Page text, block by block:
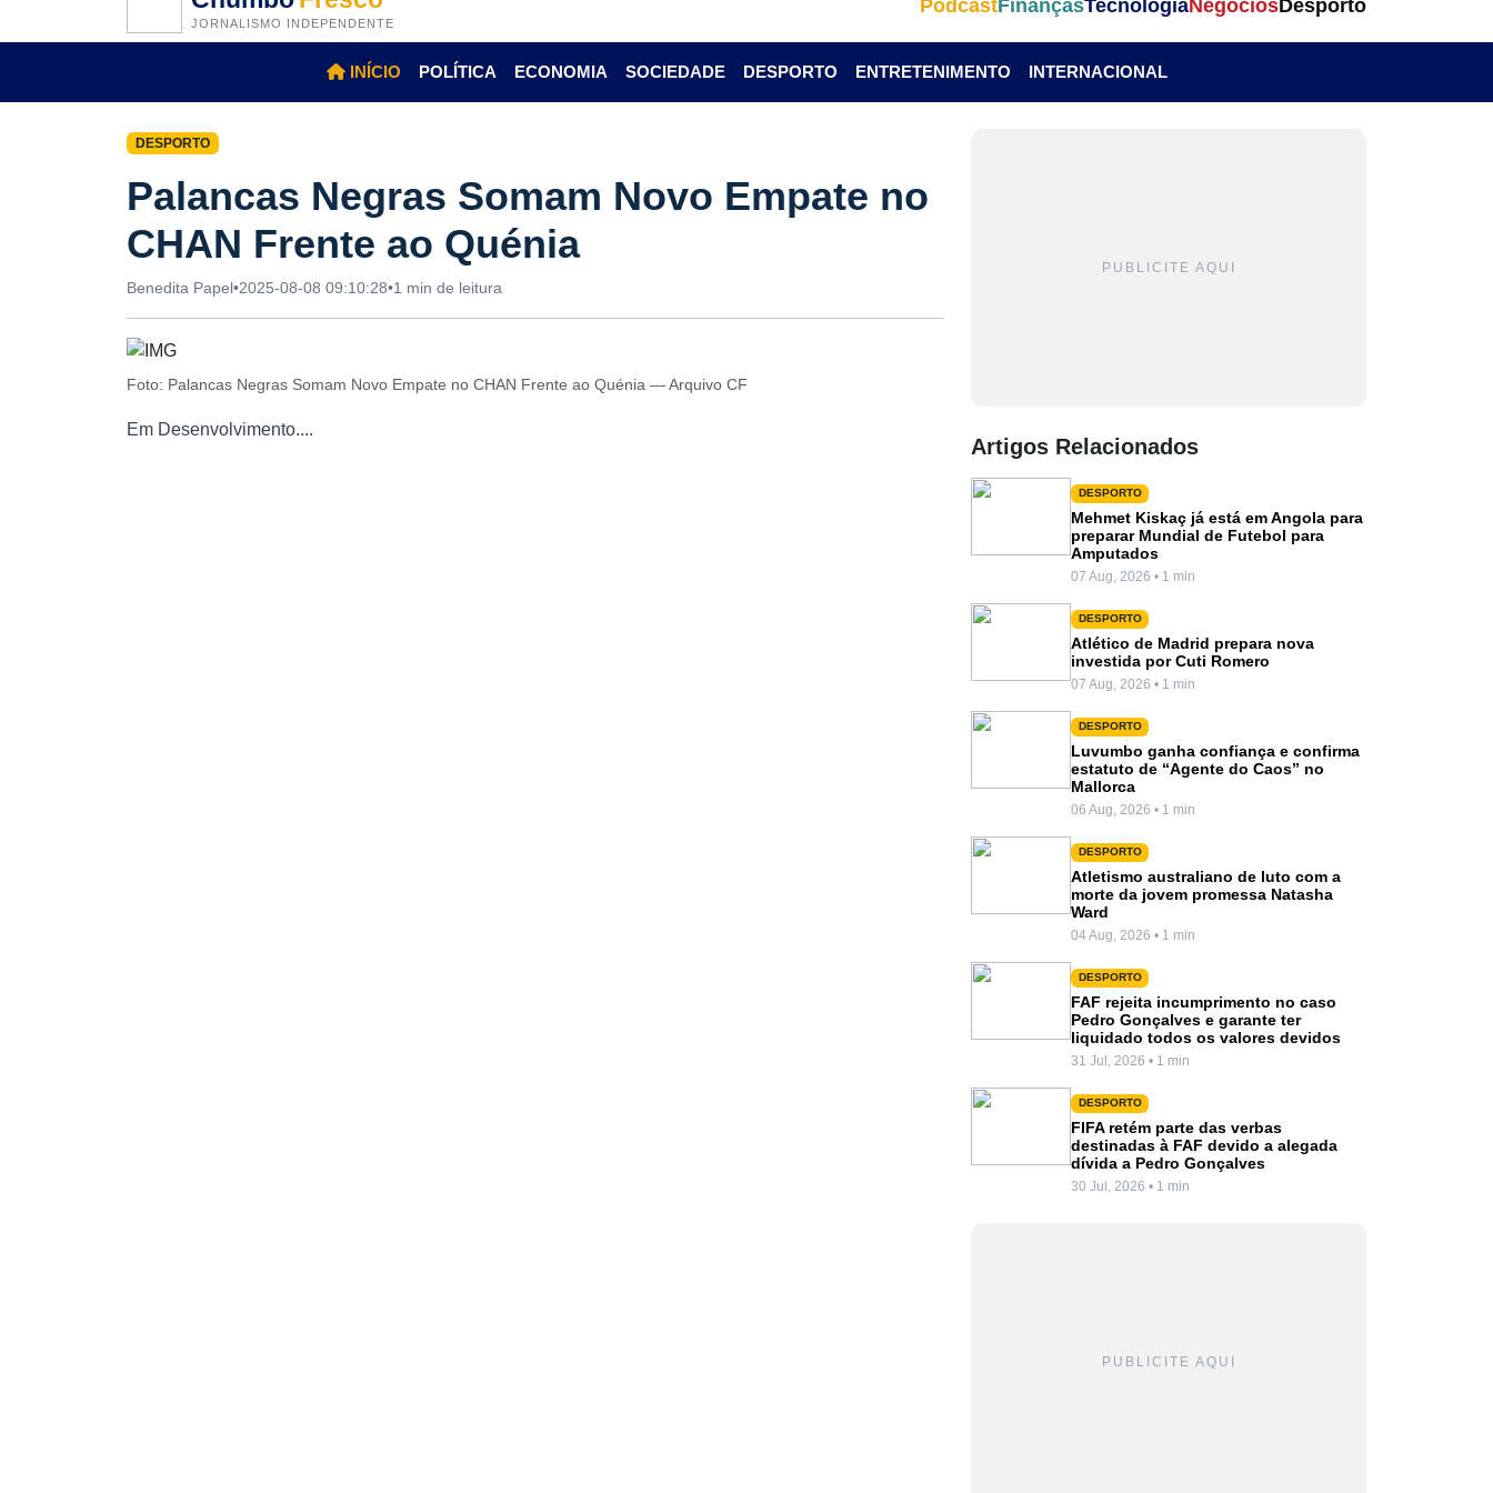
JORNALISMO INDEPENDENTE
PodcastFinançasTecnologiaNegóciosDesporto
INÍCIO POLÍTICA ECONOMIA SOCIEDADE DESPORTO ENTRETENIMENTO INTERNACIONAL
DESPORTO
Palancas Negras Somam Novo Empate no
CHAN Frente ao Quénia
Benedita Papel•2025-08-08 09:10:28•1 min de leitura
Foto: Palancas Negras Somam Novo Empate no CHAN Frente ao Quénia — Arquivo CF
Em Desenvolvimento....
PUBLICITE AQUI
Artigos Relacionados
DESPORTO
Mehmet Kiskaç já está em Angola para
preparar Mundial de Futebol para
Amputados
07 Aug, 2026 • 1 min
DESPORTO
Atlético de Madrid prepara nova
investida por Cuti Romero
07 Aug, 2026 • 1 min
DESPORTO
Luvumbo ganha confiança e confirma
estatuto de “Agente do Caos” no
Mallorca
06 Aug, 2026 • 1 min
DESPORTO
Atletismo australiano de luto com a
morte da jovem promessa Natasha
Ward
04 Aug, 2026 • 1 min
DESPORTO
FAF rejeita incumprimento no caso
Pedro Gonçalves e garante ter
liquidado todos os valores devidos
31 Jul, 2026 • 1 min
DESPORTO
FIFA retém parte das verbas
destinadas à FAF devido a alegada
dívida a Pedro Gonçalves
30 Jul, 2026 • 1 min
PUBLICITE AQUI